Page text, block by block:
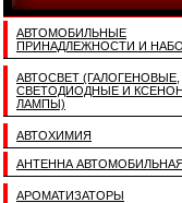
АВТОМОБИЛЬНЫЕ
ПРИНАДЛЕЖНОСТИ И
АВТОСВЕТ (ГАЛОГЕНОВЫЕ,
СВЕТОДИОДНЫЕ И
ЛАМПЫ)
АВТОХИМИЯ
АНТЕННА АВТОМОБИЛЬНАЯ
АРОМАТИЗАТОРЫ